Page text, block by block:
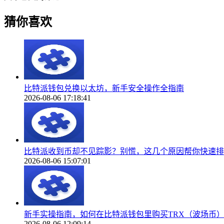
猜你喜欢
比特派钱包兑换以太坊，新手安全操作全指南
2026-08-06 17:18:41
比特派收到币却不见踪影？别慌，这几个原因帮你快速
2026-08-06 15:07:01
新手实操指南，如何在比特派钱包里购买TRX（波场币）